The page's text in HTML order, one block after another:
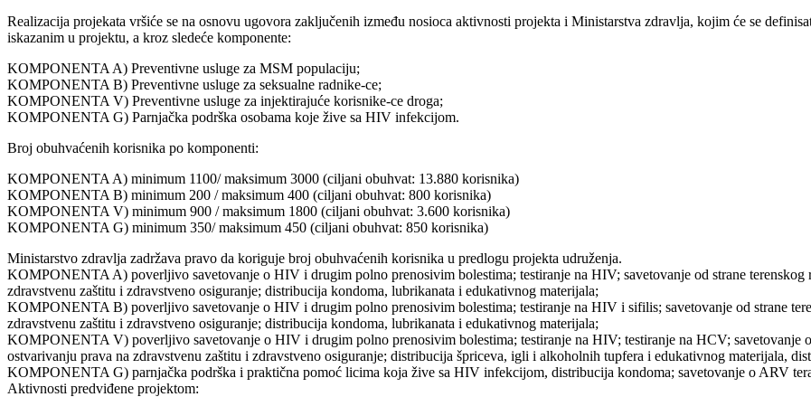
Realizacija projekata vršiće se na osnovu ugovora zaključenih između nosioca aktivnosti projekta i Ministarstva zdravlja, kojim će se
iskazanim u projektu, a kroz sledeće komponente:
KOMPONENTA A) Preventivne usluge za MSM populaciju;
KOMPONENTA B) Preventivne usluge za seksualne radnike-ce;
KOMPONENTA V) Preventivne usluge za injektirajuće korisnike-ce droga;
KOMPONENTA G) Parnjačka podrška osobama koje žive sa HIV infekcijom.
Broj obuhvaćenih korisnika po komponenti:
KOMPONENTA A) minimum 1100/ maksimum 3000 (ciljani obuhvat: 13.880 korisnika)
KOMPONENTA B) minimum 200 / maksimum 400 (ciljani obuhvat: 800 korisnika)
KOMPONENTA V) minimum 900 / maksimum 1800 (ciljani obuhvat: 3.600 korisnika)
KOMPONENTA G) minimum 350/ maksimum 450 (ciljani obuhvat: 850 korisnika)
Ministarstvo zdravlja zadržava pravo da koriguje broj obuhvaćenih korisnika u predlogu projekta udruženja.
KOMPONENTA A) poverljivo savetovanje o HIV i drugim polno prenosivim bolestima; testiranje na HIV; savetovanje od strane
zdravstvenu zaštitu i zdravstveno osiguranje; distribucija kondoma, lubrikanata i edukativnog materijala;
KOMPONENTA B) poverljivo savetovanje o HIV i drugim polno prenosivim bolestima; testiranje na HIV i sifilis; savetovanje od strane
zdravstvenu zaštitu i zdravstveno osiguranje; distribucija kondoma, lubrikanata i edukativnog materijala;
KOMPONENTA V) poverljivo savetovanje o HIV i drugim polno prenosivim bolestima; testiranje na HIV; testiranje na HCV; savetovanje
ostvarivanju prava na zdravstvenu zaštitu i zdravstveno osiguranje; distribucija špriceva, igli i alkoholnih tupfera i edukativnog materijala,
KOMPONENTA G) parnjačka podrška i praktična pomoć licima koja žive sa HIV infekcijom, distribucija kondoma; savetovanje o ARV
Aktivnosti predviđene projektom: